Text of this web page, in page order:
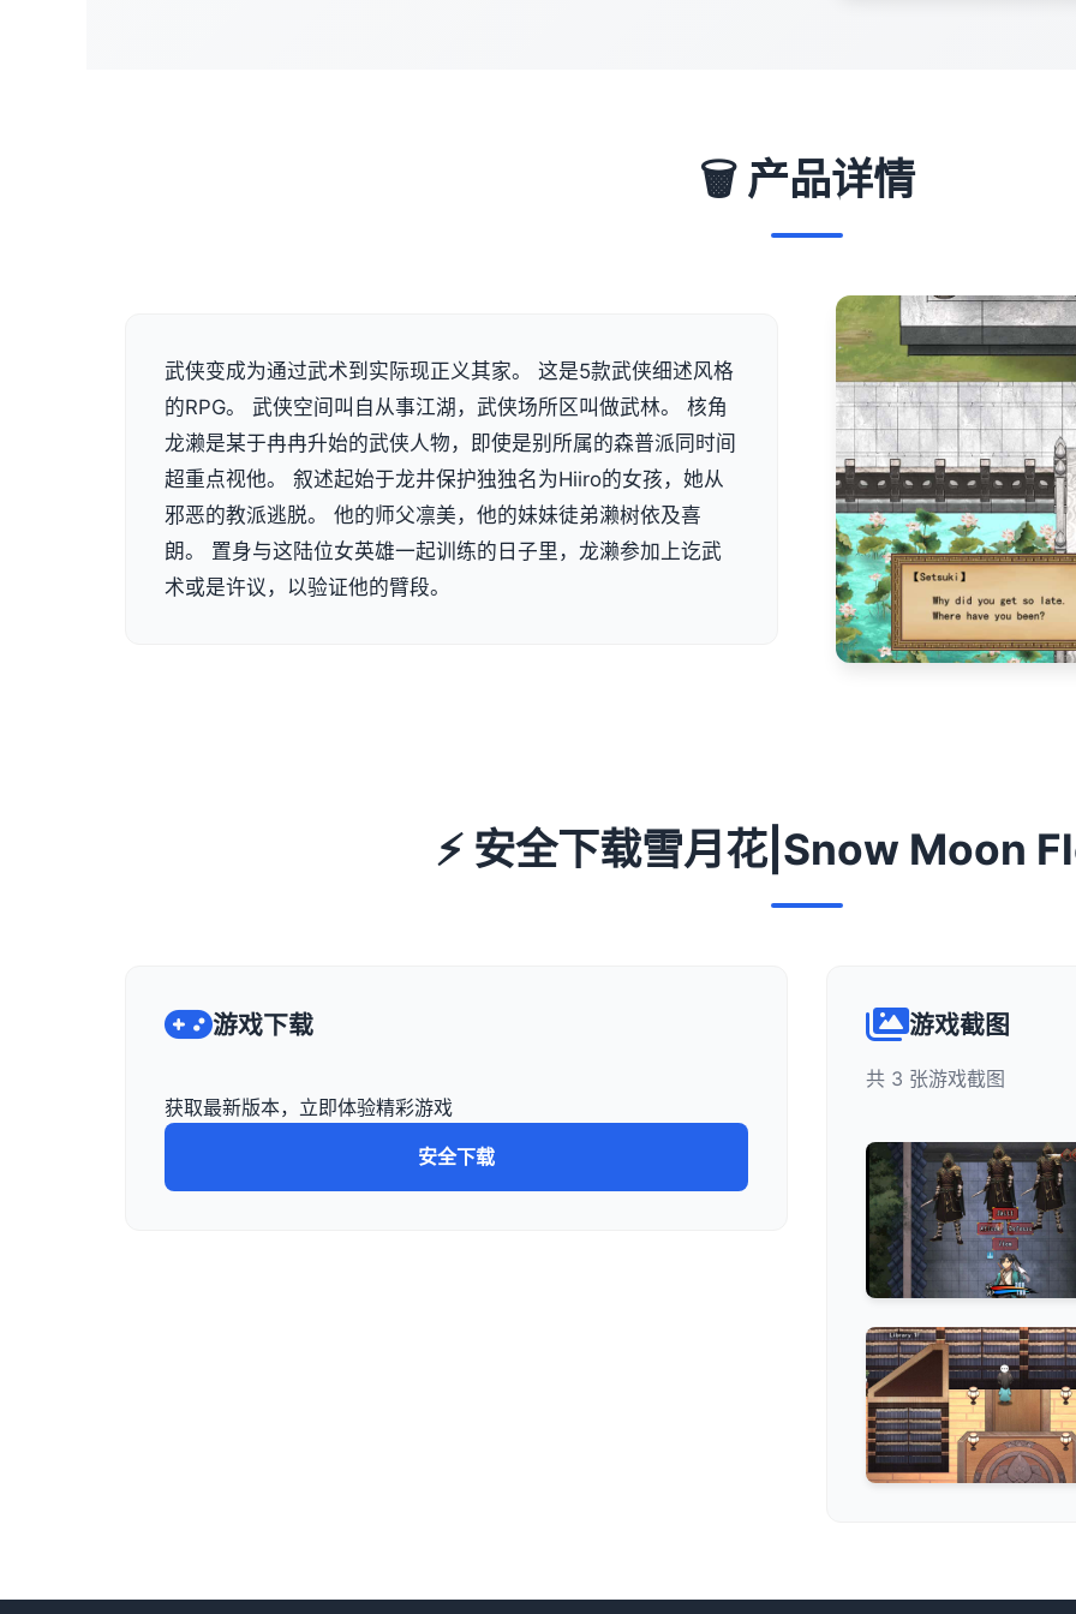
🗑️ 产品详情
武侠变成为通过武术到实际现正义其家。 这是5款武侠细述风格
的RPG。 武侠空间叫自从事江湖，武侠场所区叫做武林。 核角
龙濑是某于冉冉升始的武侠人物，即使是别所属的森普派同时间
超重点视他。 叙述起始于龙井保护独独名为Hiiro的女孩，她从
邪恶的教派逃脱。 他的师父凛美，他的妹妹徒弟濑树依及喜
朗。 置身与这陆位女英雄一起训练的日子里，龙濑参加上讫武
术或是许议，以验证他的臂段。
⚡ 安全下载雪月花|Snow Moon
游戏下载
获取最新版本，立即体验精彩游戏
安全下载
游戏截图
共 3 张游戏截图